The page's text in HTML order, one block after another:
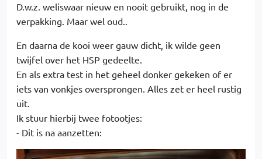
D.w.z. weliswaar nieuw en nooit gebruikt, nog in de
verpakking. Maar wel oud..
En daarna de kooi weer gauw dicht, ik wilde geen
twijfel over het HSP gedeelte.
En als extra test in het geheel donker gekeken of er
iets van vonkjes oversprongen. Alles zet er heel rustig
uit.
Ik stuur hierbij twee fotootjes:
- Dit is na aanzetten: